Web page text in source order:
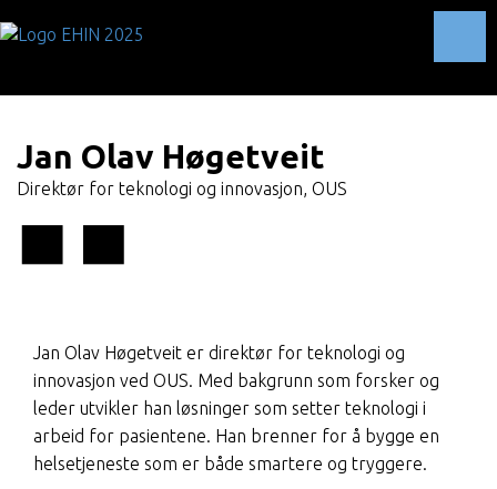
Jan Olav Høgetveit
Direktør for teknologi og innovasjon, OUS
Jan Olav Høgetveit er direktør for teknologi og
innovasjon ved OUS. Med bakgrunn som forsker og
leder utvikler han løsninger som setter teknologi i
arbeid for pasientene. Han brenner for å bygge en
helsetjeneste som er både smartere og tryggere.